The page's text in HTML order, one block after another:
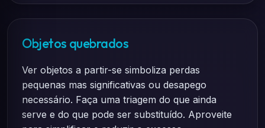
Objetos quebrados
Ver objetos a partir-se simboliza perdas
pequenas mas significativas ou desapego
necessário. Faça uma triagem do que ainda
serve e do que pode ser substituído. Aproveite